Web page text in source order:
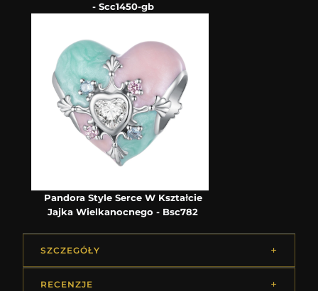
- Scc1450-gb
Pandora Style Serce W Kształcie
Jajka Wielkanocnego - Bsc782
SZCZEGÓŁY
RECENZJE